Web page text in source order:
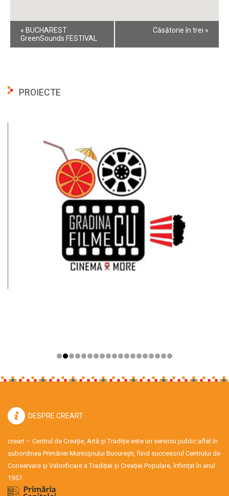
Event
Navigation
« BUCHAREST
GreenSounds FESTIVAL
Căsătorie în trei »
PROIECTE
DESPRE CREART
creart – Centrul de Creație, Artă și Tradiție este un serviciu public aflat în
subordinea Primăriei Municipiului București, fiind succesorul Centrului de
Conservare şi Valorificare a Tradiţiei şi Creaţiei Populare, înființat în anul
1957.